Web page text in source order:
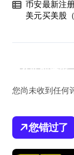
币安最新注
美元买美股
近期评论
您尚未收到任何
您错过了